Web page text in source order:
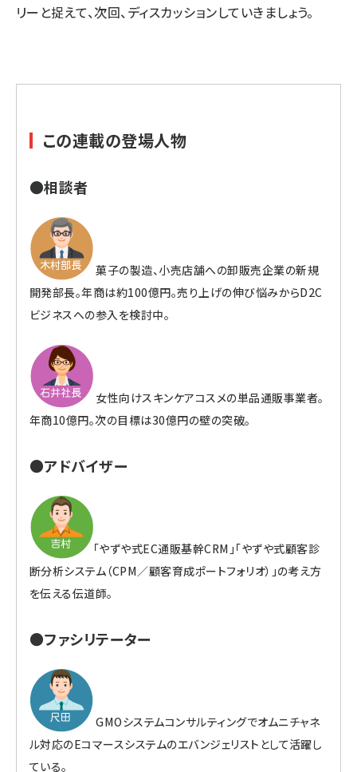
リーと捉えて、次回、ディスカッションしていきましょう。
この連載の登場人物
●相談者
菓子の製造、小売店舗への卸販売企業の新規
開発部長。年商は約100億円。売り上げの伸び悩みからD2C
ビジネスへの参入を検討中。
女性向けスキンケアコスメの単品通販事業者。
年商10億円。次の目標は30億円の壁の突破。
●アドバイザー
「やずや式EC通販基幹CRM」「やずや式顧客診
断分析システム（CPM／顧客育成ポートフォリオ）」の考え方
を伝える伝道師。
●ファシリテーター
GMOシステムコンサルティングでオムニチャネ
ル対応のEコマースシステムのエバンジェリストとして活躍し
ている。